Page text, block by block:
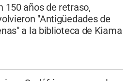
150 años de retraso,
"Antigüedades de
a la biblioteca de Kiama